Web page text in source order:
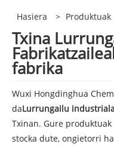
Hasiera > Produktuak
Txina
fabrika
Wuxi Hongdinghua
daLurrungailu
Txinan. Gure
stocka dute, ongietorri